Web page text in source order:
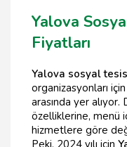
Yalova
Fiyatları
Yalova sosyal
organizasyonları
arasında yer
özelliklerine, menü
hizmetlere göre
Peki, 2024 yılı için